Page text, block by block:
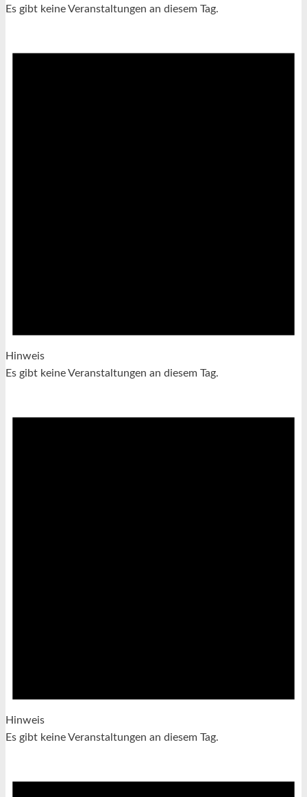
Es gibt keine Veranstaltungen an diesem Tag.
Hinweis
Es gibt keine Veranstaltungen an diesem Tag.
Hinweis
Es gibt keine Veranstaltungen an diesem Tag.